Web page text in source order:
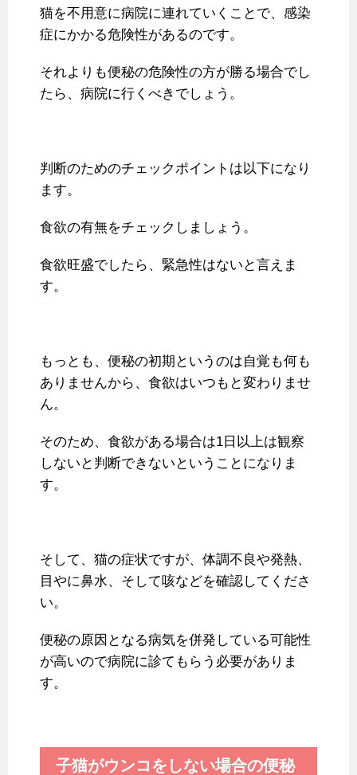
猫を不用意に病院に連れていくことで、感染
症にかかる危険性があるのです。
それよりも便秘の危険性の方が勝る場合でし
たら、病院に行くべきでしょう。
判断のためのチェックポイントは以下になり
ます。
食欲の有無をチェックしましょう。
食欲旺盛でしたら、緊急性はないと言えま
す。
もっとも、便秘の初期というのは自覚も何も
ありませんから、食欲はいつもと変わりませ
ん。
そのため、食欲がある場合は1日以上は観察
しないと判断できないということになりま
す。
そして、猫の症状ですが、体調不良や発熱、
目やに鼻水、そして咳などを確認してくださ
い。
便秘の原因となる病気を併発している可能性
が高いので病院に診てもらう必要がありま
す。
子猫がウンコをしない場合の便秘